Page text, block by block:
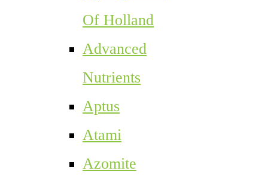
Of Holland
Advanced
Nutrients
Aptus
Atami
Azomite